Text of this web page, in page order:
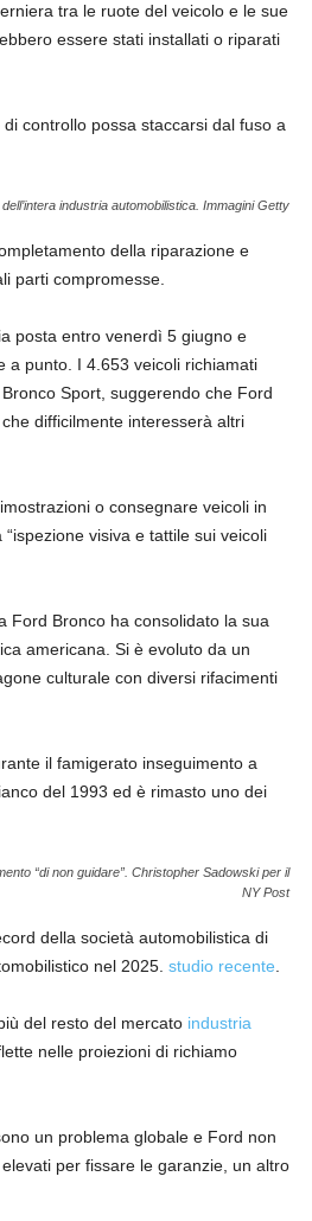
tra le ruote del veicolo e le sue
essere stati installati o riparati
controllo possa staccarsi dal fuso a
industria automobilistica. Immagini Getty
della riparazione e
parti compromesse.
posta entro venerdì 5 giugno e
a punto. I 4.653 veicoli richiamati
Sport, suggerendo che Ford
difficilmente interesserà altri
o consegnare veicoli in
visiva e tattile sui veicoli
Ford Bronco ha consolidato la sua
americana. Si è evoluto da un
culturale con diversi rifacimenti
il famigerato inseguimento a
del 1993 ed è rimasto uno dei
“di non guidare”. Christopher Sadowski per il
NY Post
della società automobilistica di
nel 2025. studio recente
del resto del mercato industria
nelle proiezioni di richiamo
un problema globale e Ford non
per fissare le garanzie, un altro